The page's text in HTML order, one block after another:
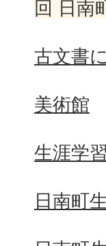
回 日南
古文書
美術館
生涯学
日南町